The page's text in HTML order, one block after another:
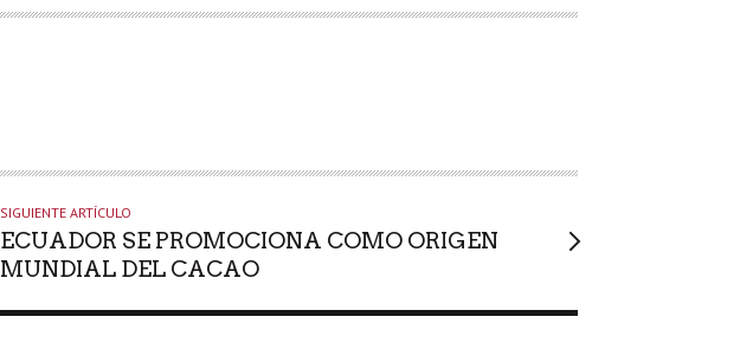
SIGUIENTE ARTÍCULO
ECUADOR SE PROMOCIONA COMO ORIGEN
MUNDIAL DEL CACAO